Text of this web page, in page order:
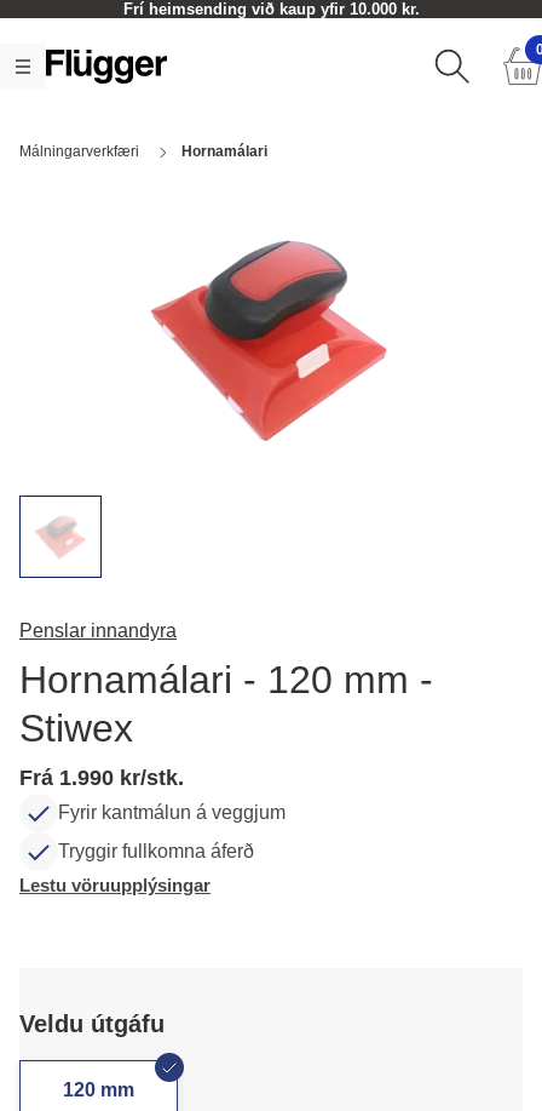
Frí heimsending við kaup yfir 10.000 kr.
Málningarverkfæri Hornamálari
Penslar innandyra
Hornamálari - 120 mm -
Stiwex
Frá 1.990 kr/stk.
Fyrir kantmálun á veggjum
Tryggir fullkomna áferð
Lestu vöruupplýsingar
Veldu útgáfu
120 mm